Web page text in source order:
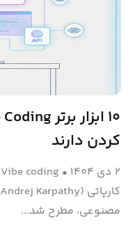
کردن دارند
۲ دی ۱۴۰۴ •
مصنوعی، مطرح شد...